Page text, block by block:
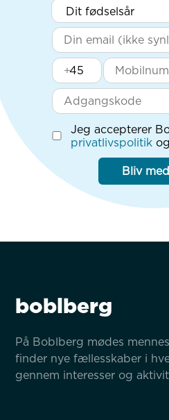
+
Jeg accepterer
privatlivspolitik og
Bliv
boblberg
På Boblberg mødes
finder nye fællesskaber i
gennem interesser og